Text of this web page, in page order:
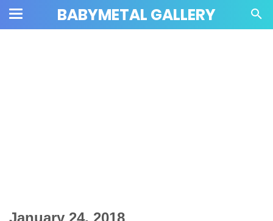
BABYMETAL GALLERY
January 24, 2018